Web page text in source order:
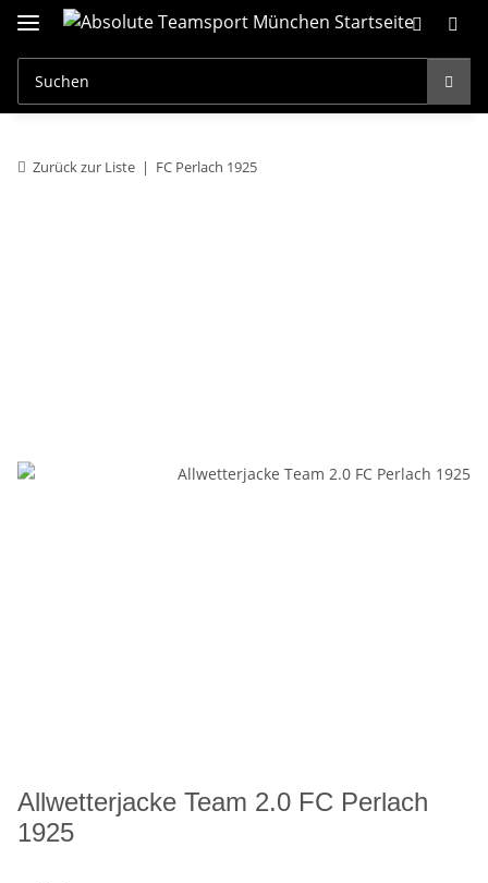
Zurück zur Liste FC Perlach 1925
Allwetterjacke Team 2.0 FC Perlach
1925